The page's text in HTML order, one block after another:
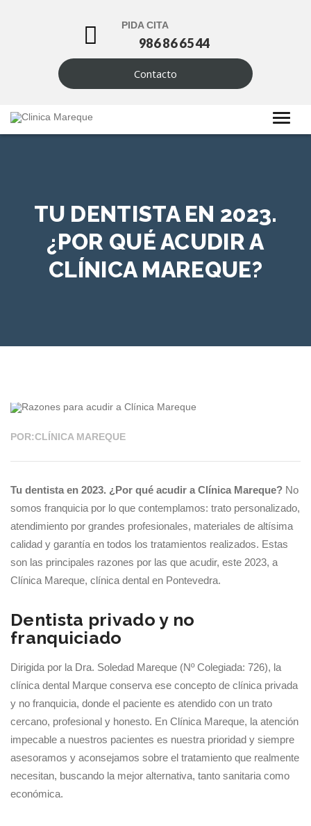
PIDA CITA
986 86 65 44
Contacto
TU DENTISTA EN 2023.
¿POR QUÉ ACUDIR A
CLÍNICA MAREQUE?
POR:CLÍNICA MAREQUE
Tu dentista en 2023. ¿Por qué acudir a Clínica Mareque? No
somos franquicia por lo que contemplamos: trato personalizado,
atendimiento por grandes profesionales, materiales de altísima
calidad y garantía en todos los tratamientos realizados. Estas
son las principales razones por las que acudir, este 2023, a
Clínica Mareque, clínica dental en Pontevedra.
Dentista privado y no
franquiciado
Dirigida por la Dra. Soledad Mareque (Nº Colegiada: 726), la
clínica dental Marque conserva ese concepto de clínica privada
y no franquicia, donde el paciente es atendido con un trato
cercano, profesional y honesto. En Clínica Mareque, la atención
impecable a nuestros pacientes es nuestra prioridad y siempre
asesoramos y aconsejamos sobre el tratamiento que realmente
necesitan, buscando la mejor alternativa, tanto sanitaria como
económica.